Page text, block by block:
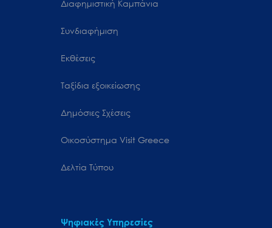
Διαφημιστική Καμπάνια
Συνδιαφήμιση
Εκθέσεις
Ταξίδια εξοικείωσης
Δημόσιες Σχέσεις
Oικοσύστημα Visit Greece
Δελτία Τύπου
Ψηφιακές Υπηρεσίες